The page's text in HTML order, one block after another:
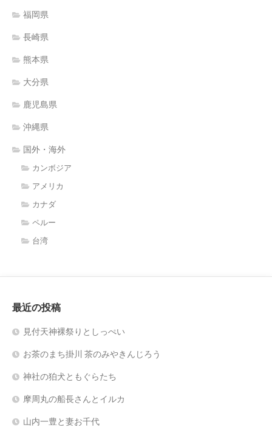
福岡県
長崎県
熊本県
大分県
鹿児島県
沖縄県
国外・海外
カンボジア
アメリカ
カナダ
ペルー
台湾
最近の投稿
見付天神裸祭りとしっぺい
お茶のまち掛川 茶のみやきんじろう
神社の狛犬ともぐらたち
摩周丸の船長さんとイルカ
山内一豊と妻お千代